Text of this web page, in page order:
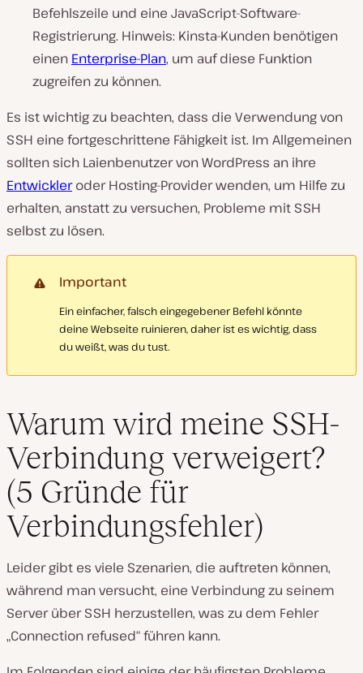
Befehlszeile und eine JavaScript-Software-
Registrierung. Hinweis: Kinsta-Kunden benötigen
einen Enterprise-Plan, um auf diese Funktion
zugreifen zu können.
Es ist wichtig zu beachten, dass die Verwendung von
SSH eine fortgeschrittene Fähigkeit ist. Im Allgemeinen
sollten sich Laienbenutzer von WordPress an ihre
Entwickleroder Hosting-Provider wenden, um Hilfe zu
erhalten, anstatt zu versuchen, Probleme mit SSH
selbst zu lösen.
Important
Ein einfacher, falsch eingegebener Befehl könnte
deine Webseite ruinieren, daher ist es wichtig, dass
du weißt, was du tust.
Warum wird meine SSH-
Verbindung verweigert?
(5 Gründe für
Verbindungsfehler)
Leider gibt es viele Szenarien, die auftreten können,
während man versucht, eine Verbindung zu seinem
Server über SSH herzustellen, was zu dem Fehler
„Connection refused“ führen kann.